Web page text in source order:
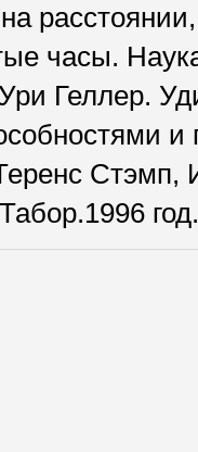
часы.
Геллер.
год.